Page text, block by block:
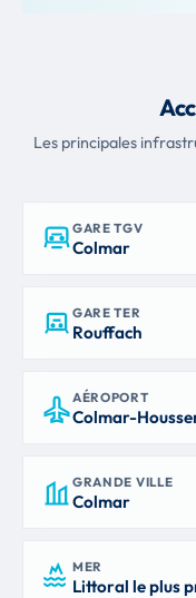
Les principales
GARE TGV
Colmar
GARE TER
Rouffach
AÉROPORT
Colmar-
GRANDE VILLE
Colmar
MER
Littoral le plus